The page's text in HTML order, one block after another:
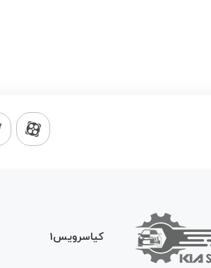
کیاسرویس1